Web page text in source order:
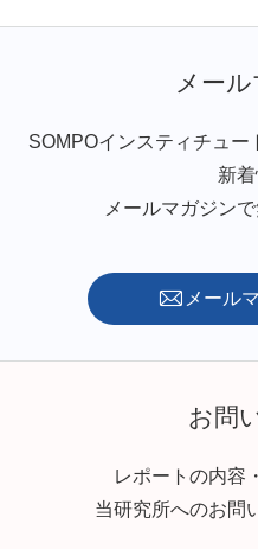
メー
SOMPOインスティチュ
新
メールマガジン
メール
お問
レポートの内容
当研究所へのお問